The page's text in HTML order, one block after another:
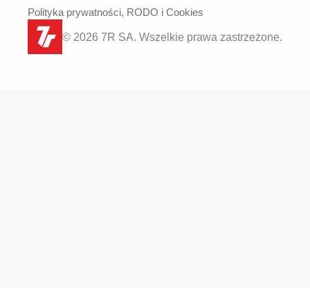
© 2026 7R SA. Wszelkie prawa zastrzeżone.
Polityka prywatności, RODO i Cookies